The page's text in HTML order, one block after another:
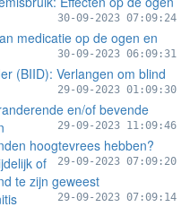
30-09-2023 07:09:24
medicatie op de ogen en
30-09-2023 06:09:31
(BIID): Verlangen om blind
29-09-2023 01:09:30
en/of bevende
29-09-2023 11:09:46
hoogtevrees hebben?
29-09-2023 07:09:20
of
te zijn geweest
29-09-2023 07:09:14